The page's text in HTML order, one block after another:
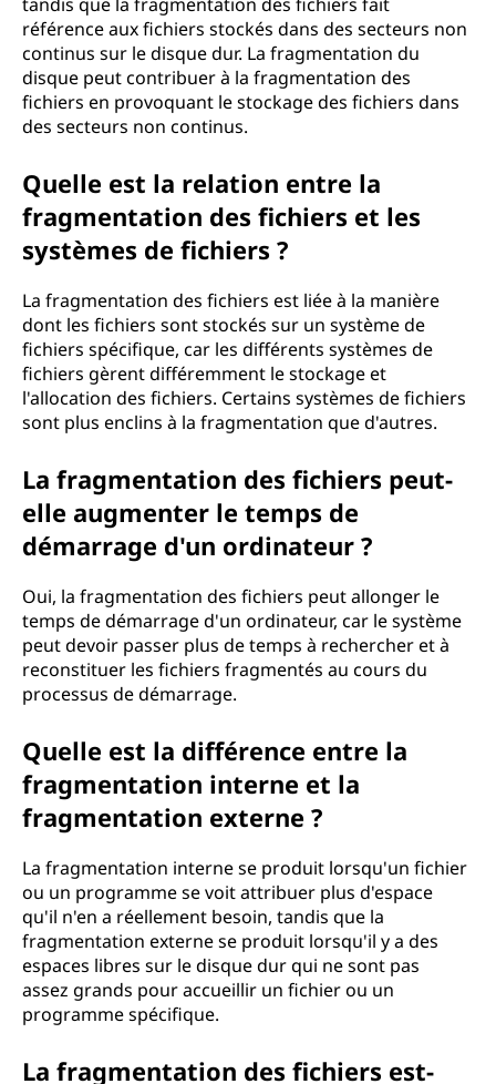
référence aux fichiers stockés dans des secteurs non
continus sur le disque dur. La fragmentation du
disque peut contribuer à la fragmentation des
fichiers en provoquant le stockage des fichiers dans
des secteurs non continus.
Quelle est la relation entre la
fragmentation des fichiers et les
systèmes de fichiers ?
La fragmentation des fichiers est liée à la manière
dont les fichiers sont stockés sur un système de
fichiers spécifique, car les différents systèmes de
fichiers gèrent différemment le stockage et
l'allocation des fichiers. Certains systèmes de fichiers
sont plus enclins à la fragmentation que d'autres.
La fragmentation des fichiers peut-
elle augmenter le temps de
démarrage d'un ordinateur ?
Oui, la fragmentation des fichiers peut allonger le
temps de démarrage d'un ordinateur, car le système
peut devoir passer plus de temps à rechercher et à
reconstituer les fichiers fragmentés au cours du
processus de démarrage.
Quelle est la différence entre la
fragmentation interne et la
fragmentation externe ?
La fragmentation interne se produit lorsqu'un fichier
ou un programme se voit attribuer plus d'espace
qu'il n'en a réellement besoin, tandis que la
fragmentation externe se produit lorsqu'il y a des
espaces libres sur le disque dur qui ne sont pas
assez grands pour accueillir un fichier ou un
programme spécifique.
La fragmentation des fichiers est-